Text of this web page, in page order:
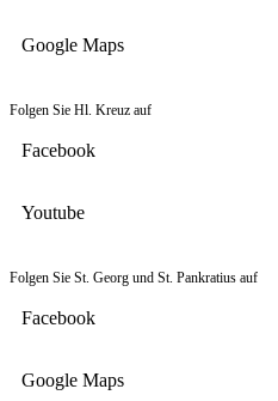
Google Maps
Folgen Sie Hl. Kreuz auf
Facebook
Youtube
Folgen Sie St. Georg und St. Pankratius auf
Facebook
Google Maps